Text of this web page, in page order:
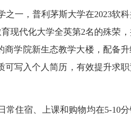
一，普利茅斯大学在2023软科
现代化大学全英第2名的殊荣
商学院新生态教学大楼，配备升
可写入个人简历，有效提升求
常住宿、上课和购物均在5-10